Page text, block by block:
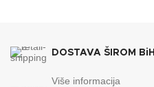
DOSTAVA ŠIROM BiH
Više informacija